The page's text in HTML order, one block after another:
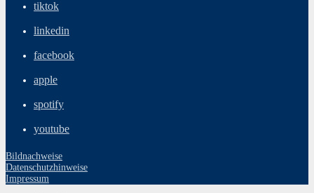
tiktok
linkedin
facebook
apple
spotify
youtube
Bildnachweise
Datenschutzhinweise
Impressum